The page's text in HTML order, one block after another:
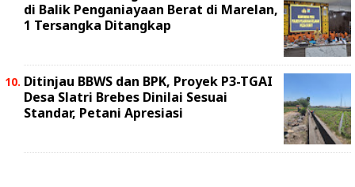
di Balik Penganiayaan Berat di Marelan,
1 Tersangka Ditangkap
Ditinjau BBWS dan BPK, Proyek P3-TGAI
Desa Slatri Brebes Dinilai Sesuai
Standar, Petani Apresiasi